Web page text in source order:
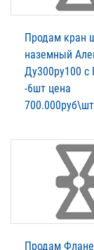
Продам кран
наземный
Ду300ру100 с
-6шт цена
Продам